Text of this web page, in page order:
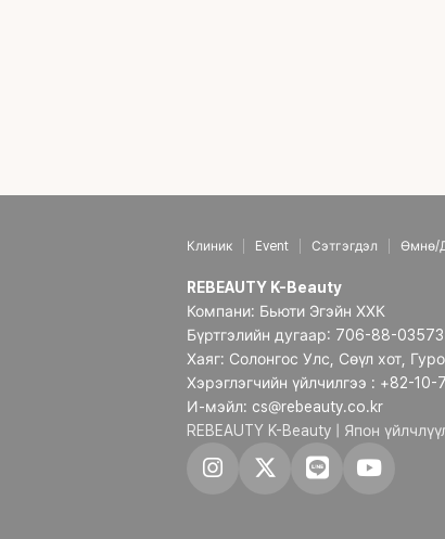
Клиник Event Сэтгэгдэл Өмнө/
REBEAUTY K-Beauty
Компани: Бьюти Эгэйн ХХК
Бүртгэлийн дугаар: 706-88-03573
Хаяг: Солонгос Улс, Сөүл хот,
Хэрэглэгчийн үйлчилгээ : +82-
И-мэйл: cs@rebeauty.co.kr
REBEAUTY K-Beauty | Япон